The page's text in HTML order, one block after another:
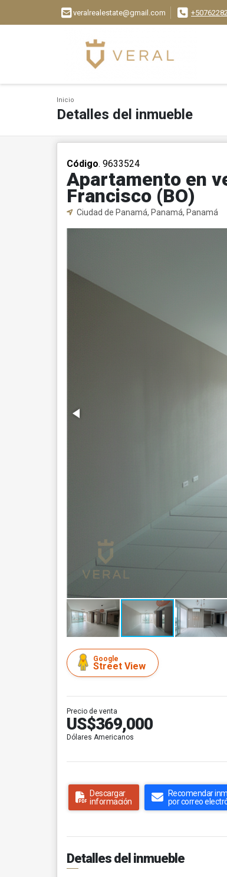
veralrealestate@gmail.com
Inicio
Detalles del inmueble
Código. 9633524
Apartamento en
Francisco (BO)
Ciudad de Panamá, Panamá, Panamá
Google
Street View
Precio de venta
US$369,000
Dólares Americanos
Descargar
información
Recomendar
por correo
Detalles del inmueble